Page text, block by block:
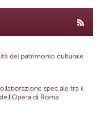
del patrimonio culturale
speciale tra il
di Roma